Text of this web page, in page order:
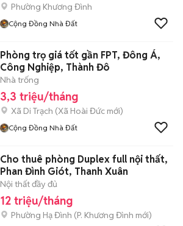
Phường Khương Đình
Cộng Đồng Nhà Đất
Phòng trọ giá tốt gần FPT, Đông Á,
Công Nghiệp, Thành Đô
Nhà trống
3,3 triệu/tháng
Xã Di Trạch (Xã Hoài Đức mới)
Cộng Đồng Nhà Đất
Cho thuê phòng Duplex full nội thất,
Phan Đình Giót, Thanh Xuân
Nội thất đầy đủ
12 triệu/tháng
Phường Hạ Đình (P. Khương Đình mới)